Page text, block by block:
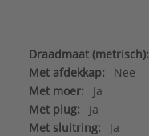
Draadmaat (metrisch):
Met afdekkap:
Nee
Met moer:
Ja
Met plug:
Ja
Met sluitring:
Ja